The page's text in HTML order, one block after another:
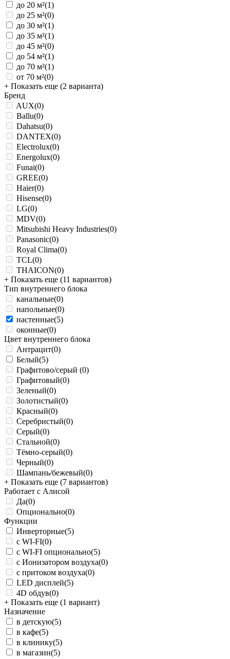
до 20 м²(1)
до 25 м²(0)
до 30 м²(1)
до 35 м²(1)
до 45 м²(0)
до 54 м²(1)
до 70 м²(1)
от 70 м²(0)
+ Показать еще (2 варианта)
Бренд
AUX(0)
Ballu(0)
Dahatsu(0)
DANTEX(0)
Electrolux(0)
Energolux(0)
Funai(0)
GREE(0)
Haier(0)
Hisense(0)
LG(0)
MDV(0)
Mitsubishi Heavy Industries(0)
Panasonic(0)
Royal Clima(0)
TCL(0)
THAICON(0)
+ Показать еще (11 вариантов)
Тип внутреннего блока
канальные(0)
напольные(0)
настенные(5)
оконные(0)
Цвет внутреннего блока
Антрацит(0)
Белый(5)
Графитово/серый (0)
Графитовый(0)
Зеленый(0)
Золотистый(0)
Красный(0)
Серебристый(0)
Серый(0)
Стальной(0)
Тёмно-серый(0)
Черный(0)
Шампань/бежевый(0)
+ Показать еще (7 вариантов)
Работает с Алисой
Да(0)
Опционально(0)
Функции
Инверторные(5)
с WI-FI(0)
с WI-FI опционально(5)
с Ионизатором воздуха(0)
с притоком воздуха(0)
LED дисплей(5)
4D обдув(0)
+ Показать еще (1 вариант)
Назначение
в детскую(5)
в кафе(5)
в клинику(5)
в магазин(5)